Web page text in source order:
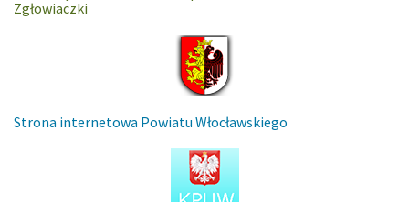
Zgłowiaczki
Strona internetowa Powiatu Włocławskiego